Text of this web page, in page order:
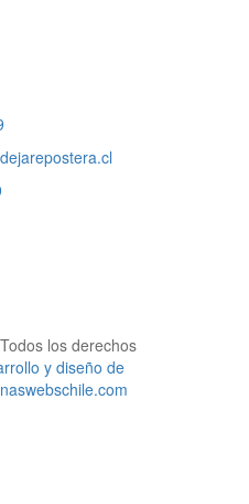
los derechos
y diseño de